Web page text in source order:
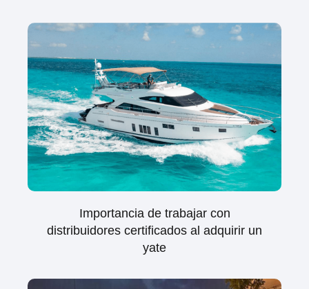
Importancia de trabajar con
distribuidores certificados al adquirir un
yate